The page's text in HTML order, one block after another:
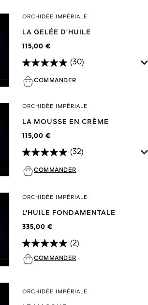
ORCHIDÉE IMPÉRIALE
LA GELÉE D’HUILE
115,00 €
(30)
COMMANDER
ORCHIDÉE IMPÉRIALE
LA MOUSSE EN CRÈME
115,00 €
(32)
COMMANDER
ORCHIDÉE IMPÉRIALE
L'HUILE FONDAMENTALE
335,00 €
(2)
COMMANDER
ORCHIDÉE IMPÉRIALE